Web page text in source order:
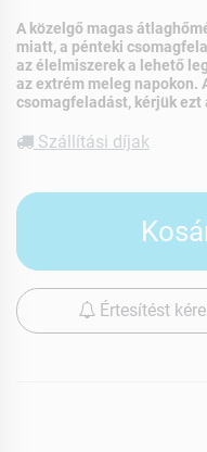
A közelgő magas
miatt, a pénteki
az élelmiszerek a lehető
az extrém meleg napokon.
csomagfeladást, kérjük
Szállítási díjak
Értesítést